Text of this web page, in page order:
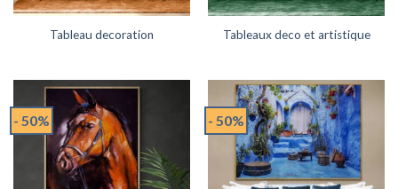
Tableau decoration Tableaux deco et artistique
- 50% - 50%